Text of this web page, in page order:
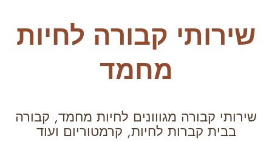
שירותי קבורה לחיות
מחמד
שירותי קבורה מגווונים לחיות מחמד, קבורה
בבית קברות לחיות, קרמטוריום ועוד